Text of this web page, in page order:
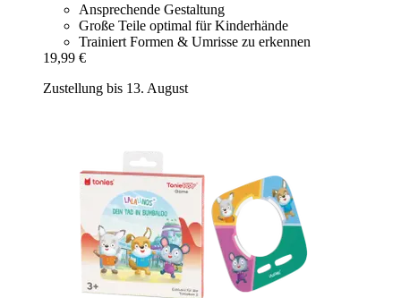
Ansprechende Gestaltung
Große Teile optimal für Kinderhände
Trainiert Formen & Umrisse zu erkennen
19,99 €
Zustellung bis 13. August